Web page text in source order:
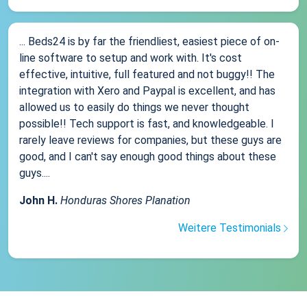
... Beds24 is by far the friendliest, easiest piece of on-
line software to setup and work with. It's cost
effective, intuitive, full featured and not buggy!! The
integration with Xero and Paypal is excellent, and has
allowed us to easily do things we never thought
possible!! Tech support is fast, and knowledgeable. I
rarely leave reviews for companies, but these guys are
good, and I can't say enough good things about these
guys....
John H. Honduras Shores Planation
Weitere Testimonials